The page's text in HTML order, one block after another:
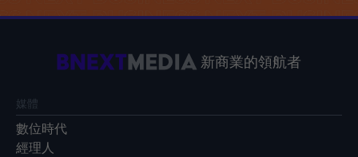
新商業的領航者
媒體
數位時代
經理人